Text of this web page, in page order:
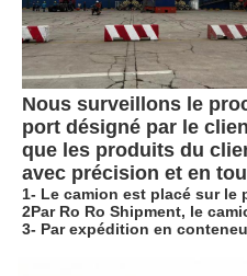
Nous surveillons le
port désigné par le
que les produits du
avec précision et en
1- Le camion est placé sur le
2Par Ro Ro Shipment, le
3- Par expédition en